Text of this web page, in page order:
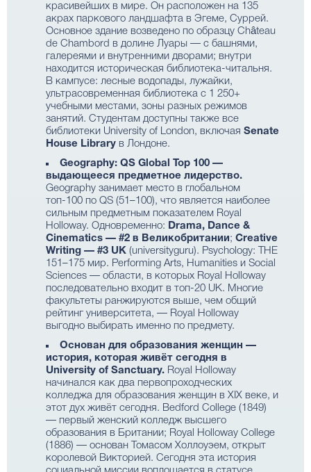
красивейших в мире. Он расположен на 135
акрах паркового ландшафта в Эгеме, Суррей.
Основное здание возведено по образцу Château
de Chambord в долине Луары — с башнями,
галереями и внутренними дворами; внутри
находится историческая библиотека-читальня.
В кампусе: лесные водопады, лужайки,
ультрасовременная библиотека с 1 250+
учебными местами, зоны разных режимов
занятий. Студентам доступны также все
библиотеки University of London, включая Senate
House Library в Лондоне.
Geography: QS Global Top 100 —
выдающееся предметное лидерство.
Geography занимает место в глобальном
топ-100 по QS (51–100), что является наиболее
сильным предметным показателем Royal
Holloway. Одновременно: Drama, Dance &
Cinematics — #2 в Великобритании; Creative
Writing — #3 UK (universityguru). Psychology: THE
151–175 мир. Performing Arts, Humanities и Social
Sciences — области, в которых Royal Holloway
последовательно входит в топ-20 UK. Многие
факультеты ранжируются выше, чем общий
рейтинг университета, — Royal Holloway
выгодно выбирать именно по предмету.
Основан для образования женщин —
история, которая живёт сегодня в
University of Sanctuary. Royal Holloway
начинался как два первопроходческих
колледжа для образования женщин в XIX веке, и
этот дух живёт сегодня. Bedford College (1849)
— первый женский колледж высшего
образования в Британии; Royal Holloway College
(1886) — основан Томасом Холлоуэем, открыт
королевой Викторией. Сегодня эта история